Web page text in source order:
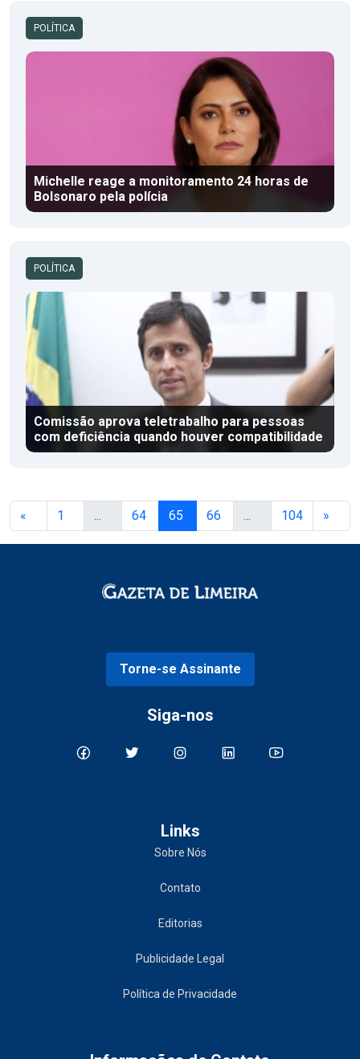
POLÍTICA
Michelle reage a monitoramento 24 horas de
Bolsonaro pela polícia
POLÍTICA
Comissão aprova teletrabalho para pessoas
com deficiência quando houver compatibilidade
« 1 64 65 66 104 »
Torne-se Assinante
Siga-nos
Links
Sobre Nós
Contato
Editorias
Publicidade Legal
Política de Privacidade